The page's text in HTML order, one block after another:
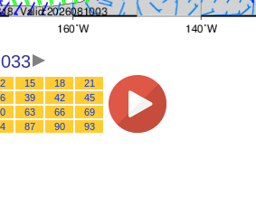
033
15 18
21
39 42
45
63 66
69
87 90 93